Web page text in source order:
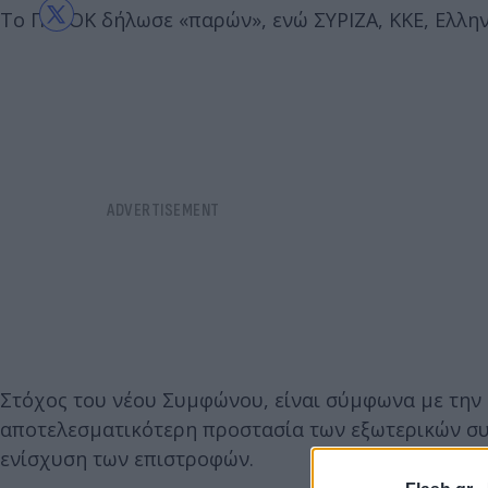
Το ΠΑΣΟΚ δήλωσε «παρών», ενώ ΣΥΡΙΖΑ, ΚΚΕ,
Στόχος του νέου Συμφώνου, είναι σύμφωνα με την
αποτελεσματικότερη προστασία των εξωτερικών
ενίσχυση των επιστροφών.